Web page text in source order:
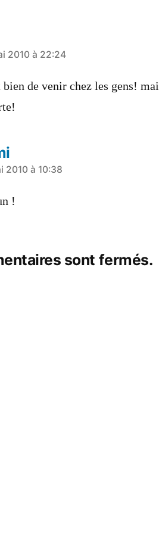
2010 à 22:24
bien de venir chez les gens!
2010 à 10:38
!
sont fermés.